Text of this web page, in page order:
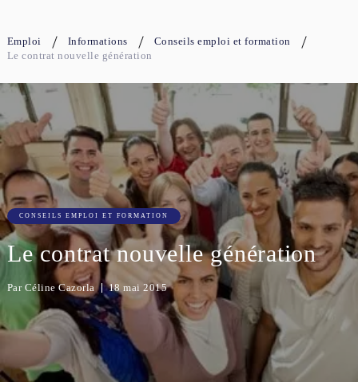
Emploi Informations
Conseils emploi et formation
Le contrat nouvelle génération
CONSEILS EMPLOI ET FORMATION
Le contrat nouvelle génération
Par Céline Cazorla 18 mai 2015